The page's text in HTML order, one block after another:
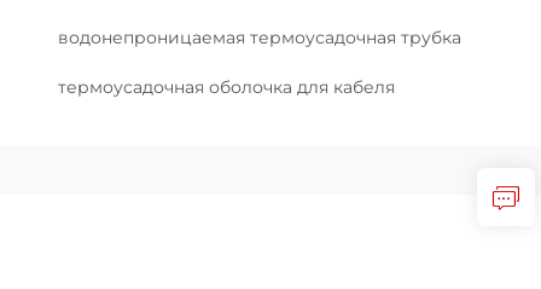
водонепроницаемая термоусадочная трубка
термоусадочная оболочка для кабеля